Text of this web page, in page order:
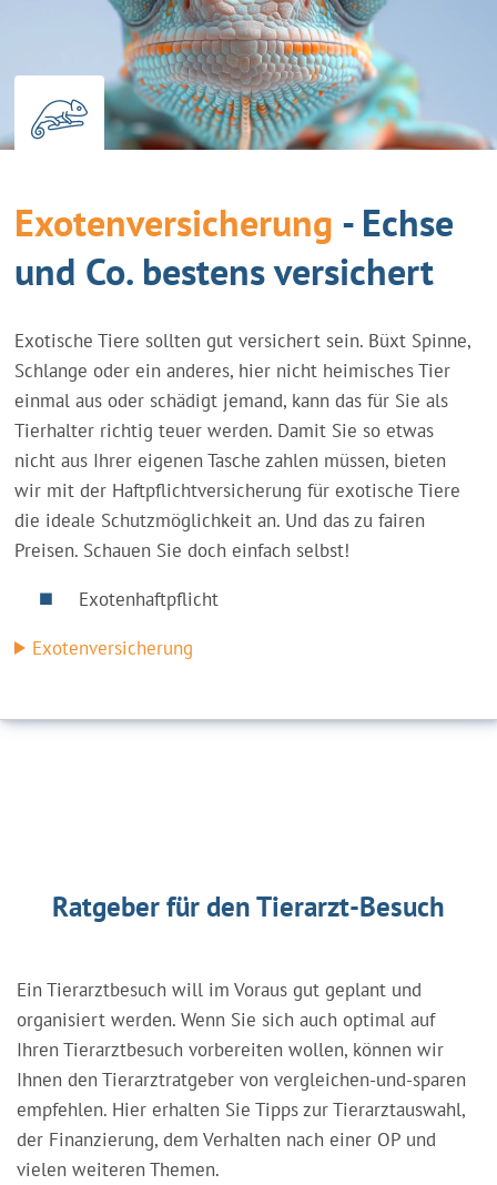
Exotenversicherung - Echse
und Co. bestens versichert
Exotische Tiere sollten gut versichert sein. Büxt Spinne,
Schlange oder ein anderes, hier nicht heimisches Tier
einmal aus oder schädigt jemand, kann das für Sie als
Tierhalter richtig teuer werden. Damit Sie so etwas
nicht aus Ihrer eigenen Tasche zahlen müssen, bieten
wir mit der Haftpflichtversicherung für exotische Tiere
die ideale Schutzmöglichkeit an. Und das zu fairen
Preisen. Schauen Sie doch einfach selbst!
Exotenhaftpflicht
Exotenversicherung
Ratgeber für den Tierarzt-Besuch
Ein Tierarztbesuch will im Voraus gut geplant und
organisiert werden. Wenn Sie sich auch optimal auf
Ihren Tierarztbesuch vorbereiten wollen, können wir
Ihnen den Tierarztratgeber von vergleichen-und-sparen
empfehlen. Hier erhalten Sie Tipps zur Tierarztauswahl,
der Finanzierung, dem Verhalten nach einer OP und
vielen weiteren Themen.